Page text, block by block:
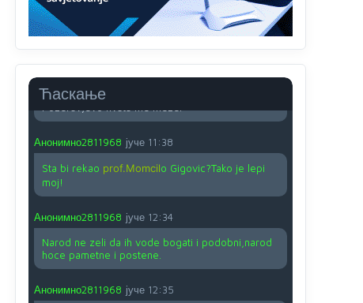
Ћаскање
Анонимно2810587
11:24
Nije u svijetu problem,nahraniti siromasnd,kako
nahraniti bogate!?
Анонимно2810587
Анонимно2811968 јуче 11:38
Sta bi rekao prof.Momcilo Gigovic?Tako je lepi
moj!
Анонимно2811968 јуче 12:34
Narod ne zeli da ih vode bogati i podobni,narod
hoce pametne i postene.
Анонимно2811968 јуче 12:35